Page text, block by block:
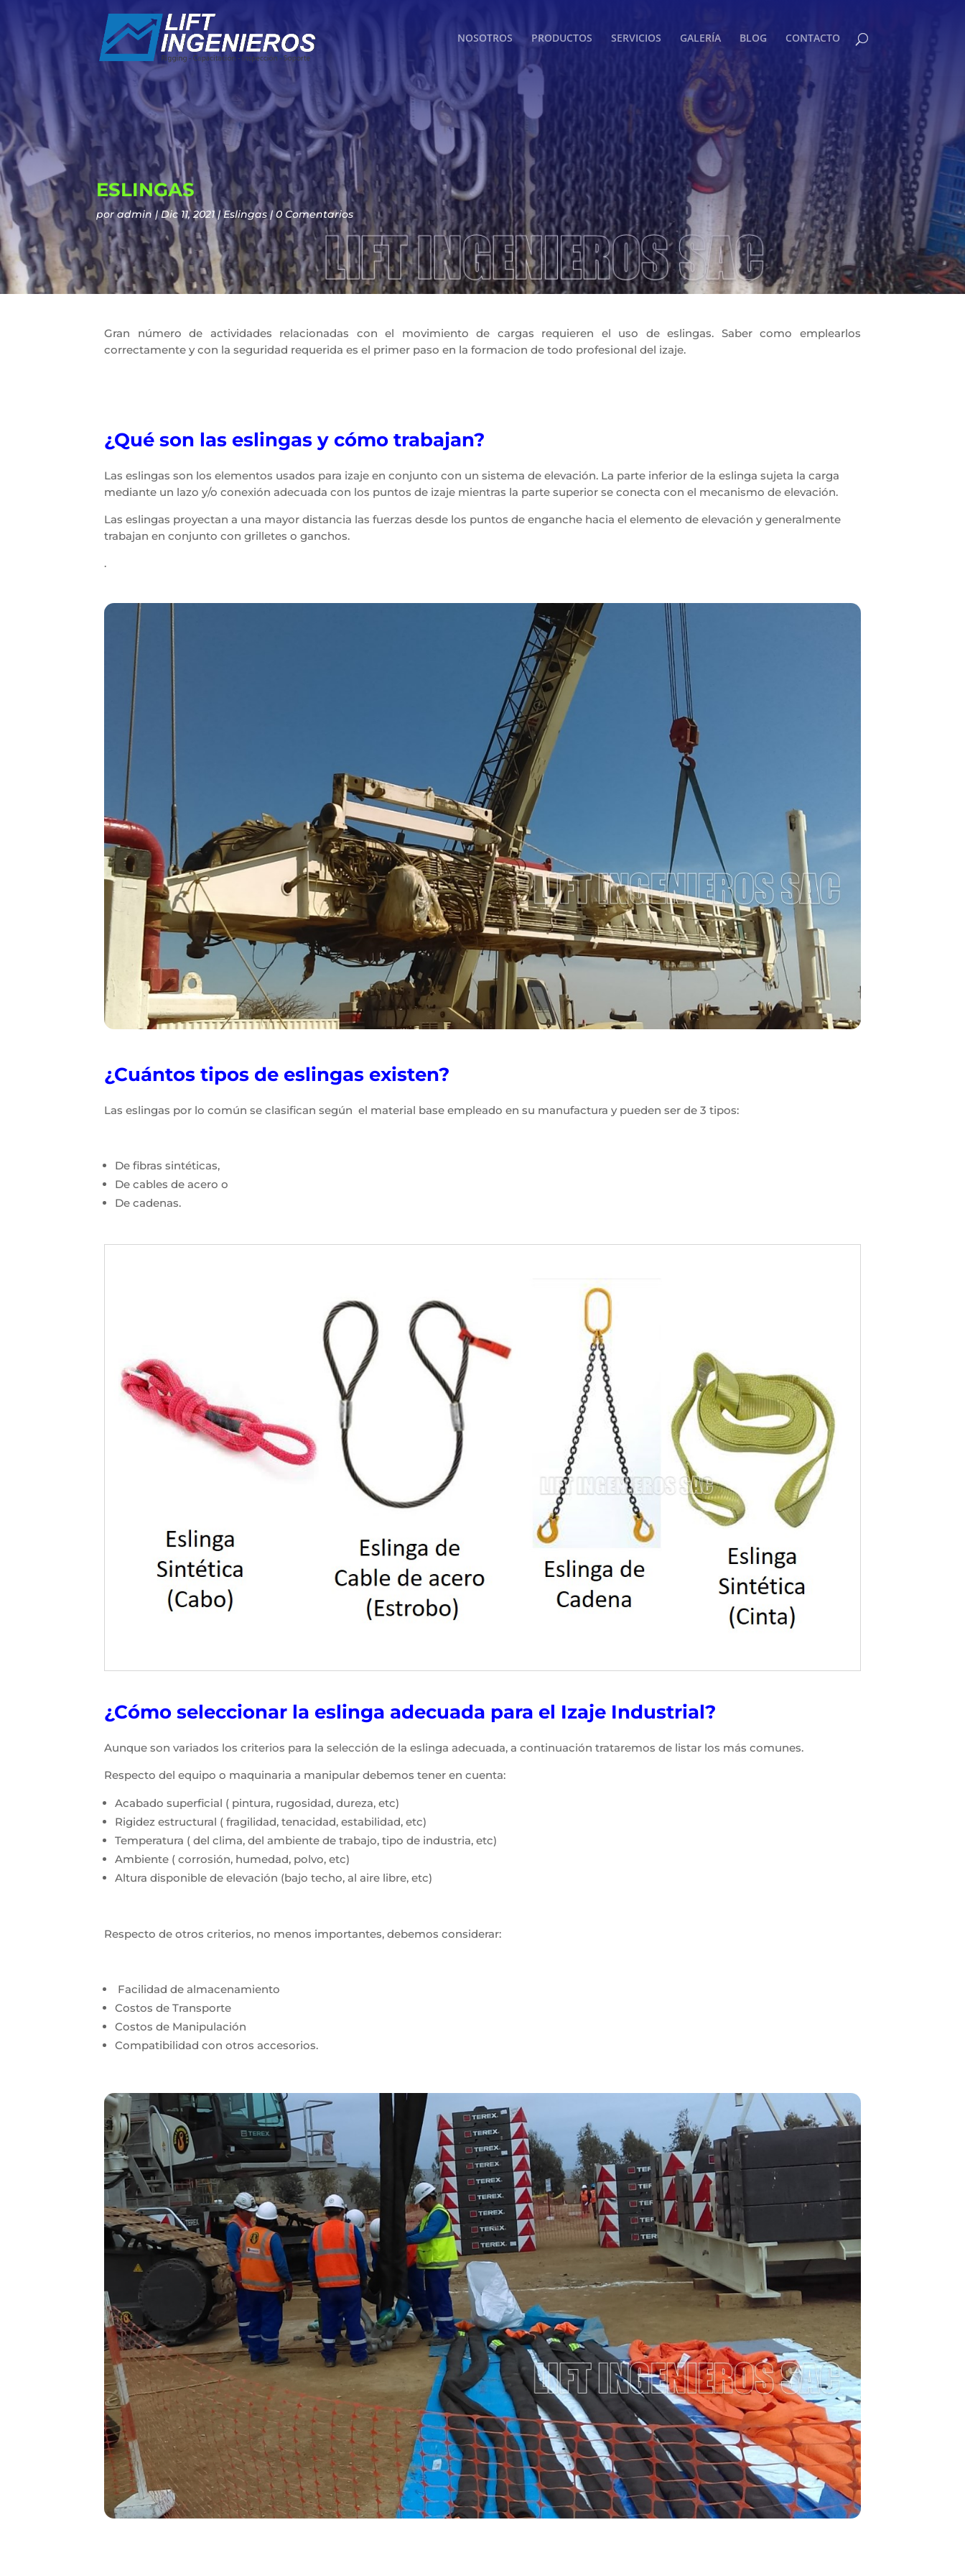
NOSOTROS PRODUCTOS SERVICIOS GALERÍA BLOG CONTACTO
ESLINGAS
poradmin Dic 11, 2021 Eslingas 0 Comentarios
Gran número de actividades relacionadas con el movimiento de cargas requieren el uso de eslingas. Saber como emplearlos
correctamente y con la seguridad requerida es el primer paso en la formacion de todo profesional del izaje.
¿Qué son las eslingas y cómo trabajan?
Las eslingas son los elementos usados para izaje en conjunto con un sistema de elevación. La parte inferior de la eslinga sujeta la carga
mediante un lazo y/o conexión adecuada con los puntos de izaje mientras la parte superior se conecta con el mecanismo de elevación.
Las eslingas proyectan a una mayor distancia las fuerzas desde los puntos de enganche hacia el elemento de elevación y generalmente
trabajan en conjunto con grilletes o ganchos.
.
¿Cuántos tipos de eslingas existen?
Las eslingas por lo común se clasifican según el material base empleado en su manufactura y pueden ser de 3 tipos:
De fibras sintéticas,
De cables de acero o
De cadenas.
¿Cómo seleccionar la eslinga adecuada para el Izaje Industrial?
Aunque son variados los criterios para la selección de la eslinga adecuada, a continuación trataremos de listar los más comunes.
Respecto del equipo o maquinaria a manipular debemos tener en cuenta:
Acabado superficial ( pintura, rugosidad, dureza, etc)
Rigidez estructural ( fragilidad, tenacidad, estabilidad, etc)
Temperatura ( del clima, del ambiente de trabajo, tipo de industria, etc)
Ambiente ( corrosión, humedad, polvo, etc)
Altura disponible de elevación (bajo techo, al aire libre, etc)
Respecto de otros criterios, no menos importantes, debemos considerar:
Facilidad de almacenamiento
Costos de Transporte
Costos de Manipulación
Compatibilidad con otros accesorios.